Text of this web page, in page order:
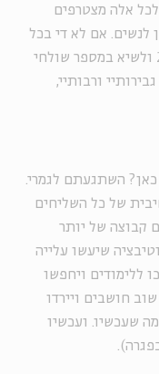
לכל אלה מצטרפים
לנשים. אם לא די בכל
אלה, הנה הגענו לשיא הרייטינג בערוץ 23 ולשיא במספר שולחי
ורבותיי,
השתגעתם לגמרי.
של כל השליחים
קבוצה של יותר
שיעשו עלייה
ללימודים ויחפשו
חושבים ויירדו
שעכשיו. ועכשיו